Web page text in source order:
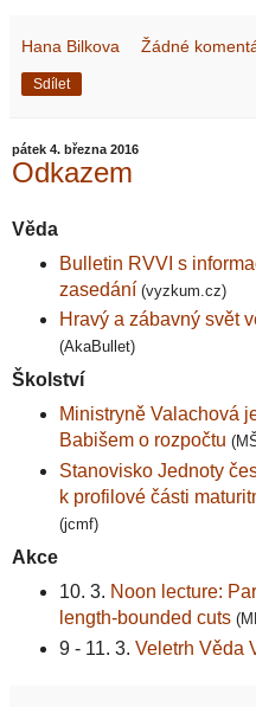
Hana Bilkova Žádné
Sdílet
pátek 4. března 2016
Odkazem
Věda
Bulletin RVVI s
zasedání (vyzkum.cz)
Hravý a zábavný svět
(AkaBullet)
Školství
Ministryně Valachová
Babišem o rozpočtu
Stanovisko Jednoty
k profilové části
(jcmf)
Akce
10. 3. Noon lecture:
length-bounded cuts
9 - 11. 3. Veletrh Věda